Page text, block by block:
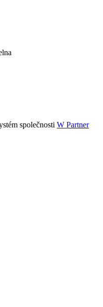
společnosti W Partner